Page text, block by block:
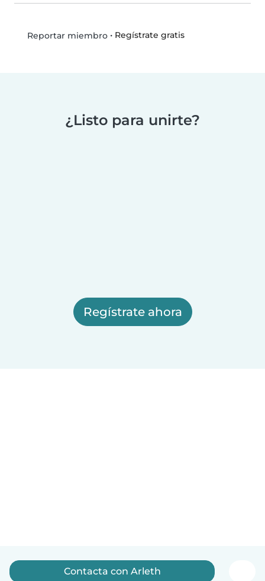
Reportar miembro• Regístrate gratis
¿Listo para unirte?
Regístrate ahora
Contacta con Arleth